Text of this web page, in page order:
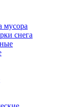
мусора
снега